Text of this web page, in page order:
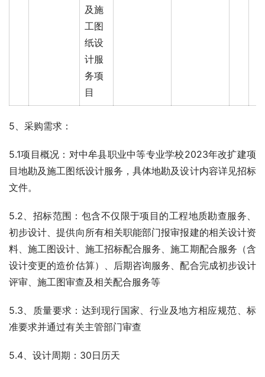
及施
工图
纸设
计服
务项
目
5、采购需求：
5.1项目概况：对中牟县职业中等专业学校2023年改扩建项
目地勘及施工图纸设计服务，具体地勘及设计内容详见招标
文件。
5.2、招标范围：包含不仅限于项目的工程地质勘查服务、
初步设计、提供向所有相关职能部门报审报建的相关设计资
料、施工图设计、施工招标配合服务、施工期配合服务（含
设计变更的造价估算）、后期咨询服务、配合完成初步设计
评审、施工图审查及相关配合服务等
5.3、质量要求：达到现行国家、行业及地方相应规范、标
准要求并通过有关主管部门审查
5.4、设计周期：30日历天